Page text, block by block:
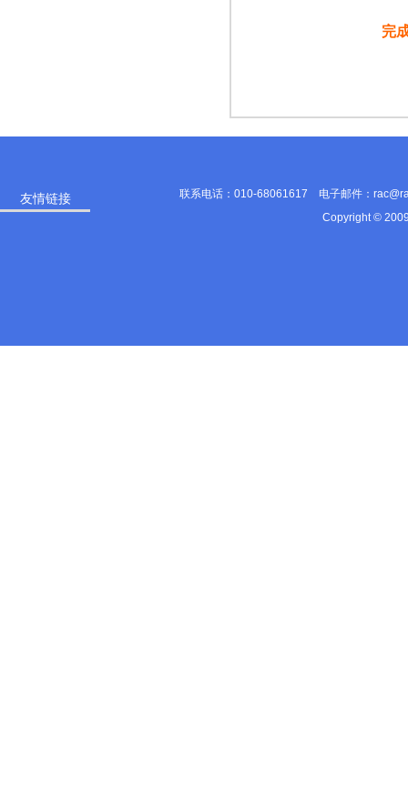
完
友情链接
联系电话：010-68061617 电子邮件：
Copyright ©